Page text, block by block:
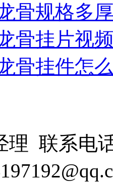
骨规格多
骨挂片视
骨挂件怎
联系电